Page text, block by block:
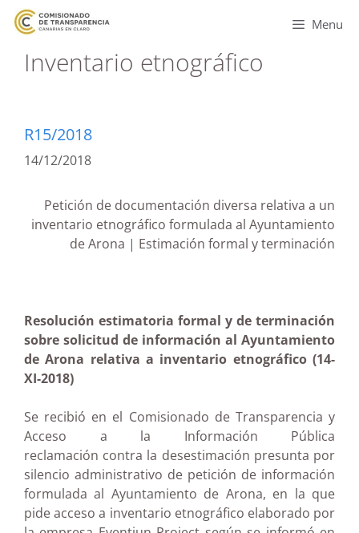
Menu
Inventario etnográfico
R15/2018
14/12/2018
Petición de documentación diversa relativa a un
inventario etnográfico formulada al Ayuntamiento
de Arona | Estimación formal y terminación
Resolución estimatoria formal y de terminación
sobre solicitud de información al Ayuntamiento
de Arona relativa a inventario etnográfico (14-
XI-2018)
Se recibió en el Comisionado de Transparencia y
Acceso a la Información Pública
reclamación contra la desestimación presunta por
silencio administrativo de petición de información
formulada al Ayuntamiento de Arona, en la que
pide acceso a inventario etnográfico elaborado por